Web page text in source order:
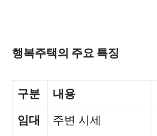
행복주택의 주요 특징
구분 내용
임대
주변 시세